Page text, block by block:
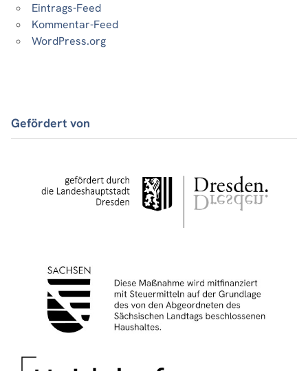
Eintrags-Feed
Kommentar-Feed
WordPress.org
Gefördert von